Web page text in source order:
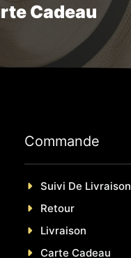
Cadeau
Commande
Suivi De Livraison
Retour
Livraison
Carte Cadeau